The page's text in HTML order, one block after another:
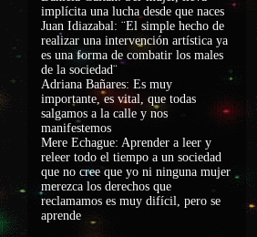
implícita una lucha desde que naces
Juan Idiazabal: ¨El simple hecho de
realizar una intervención artística ya
es una forma de combatir los males
de la sociedad¨
Adriana Bañares: Es muy
importante, es vital, que todas
salgamos a la calle y nos
manifestemos
Mere Echague: Aprender a leer y
releer todo el tiempo a un sociedad
que no cree que yo ni ninguna mujer
merezca los derechos que
reclamamos es muy difícil, pero se
aprende